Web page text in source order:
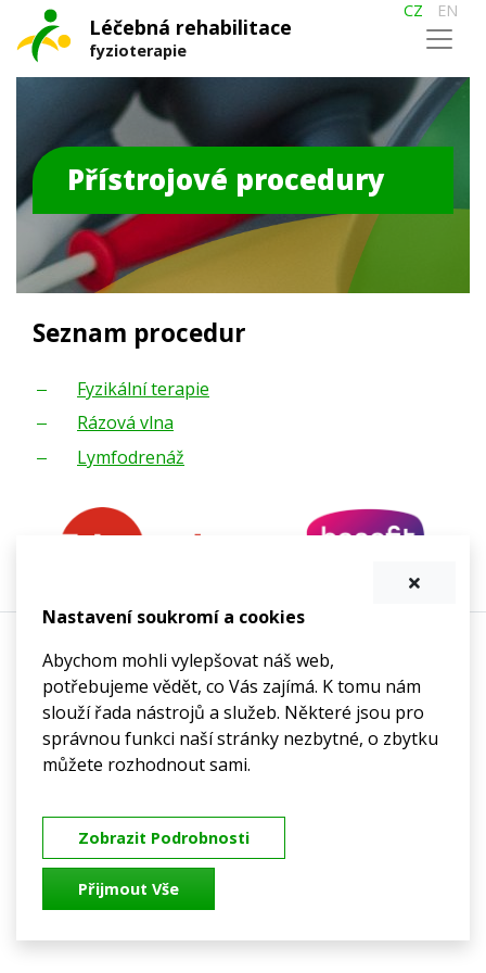
CZ EN
Léčebná rehabilitace
fyzioterapie
Přístrojové procedury
Seznam procedur
Fyzikální terapie
Rázová vlna
Lymfodrenáž
Léčebná rehabilitaceNový Jičín s.r.o.
rehabilitacenj@email.cz
Archiv novinek
GDPR
Nastavení soukromí a cookies
Abychom mohli vylepšovat náš web,
potřebujeme vědět, co Vás zajímá. K tomu nám
slouží řada nástrojů a služeb. Některé jsou pro
správnou funkci naší stránky nezbytné, o zbytku
můžete rozhodnout sami.
Zobrazit Podrobnosti
Přijmout Vše